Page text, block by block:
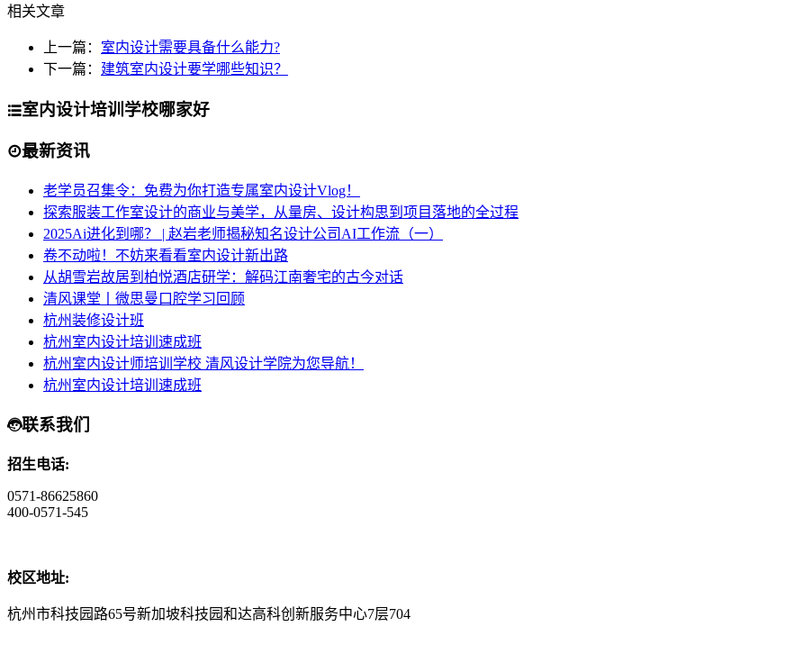
相关文章
上一篇： 室内设计需要具备什么能力?
下一篇： 建筑室内设计要学哪些知识？
室内设计培训学校哪家好
最新资讯
老学员召集令：免费为你打造专属室内设计Vlog！
探索服装工作室设计的商业与美学，从量房、设计构思到项目落地的全过程
2025Ai进化到哪？ | 赵岩老师揭秘知名设计公司AI工作流（一）
卷不动啦！不妨来看看室内设计新出路
从胡雪岩故居到柏悦酒店研学：解码江南奢宅的古今对话
清风课堂丨微思曼口腔学习回顾
杭州装修设计班
杭州室内设计培训速成班
杭州室内设计师培训学校 清风设计学院为您导航！
杭州室内设计培训速成班
联系我们
招生电话:
0571-86625860
400-0571-545
校区地址:
杭州市科技园路65号新加坡科技园和达高科创新服务中心7层704